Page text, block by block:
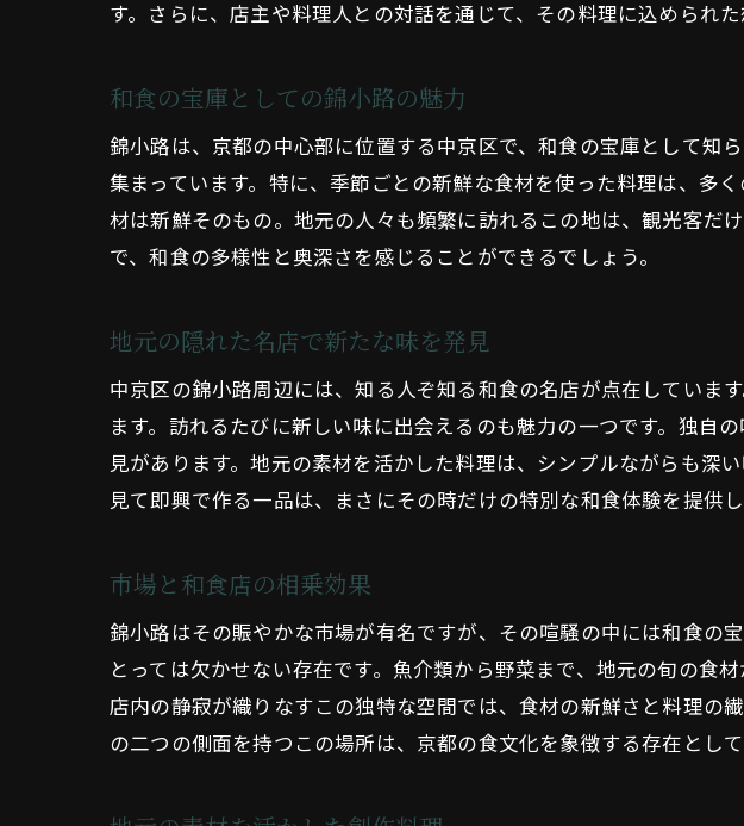
す。さらに、店主や料理人との対話を通じて、その料理に込められ
和食の宝庫としての錦小路の魅力
錦小路は、京都の中心部に位置する中京区で、和食の宝庫として知
集まっています。特に、季節ごとの新鮮な食材を使った料理は、多
材は新鮮そのもの。地元の人々も頻繁に訪れるこの地は、観光客だ
で、和食の多様性と奥深さを感じることができるでしょう。
地元の隠れた名店で新たな味を発見
中京区の錦小路周辺には、知る人ぞ知る和食の名店が点在していま
ます。訪れるたびに新しい味に出会えるのも魅力の一つです。独自
見があります。地元の素材を活かした料理は、シンプルながらも深
見て即興で作る一品は、まさにその時だけの特別な和食体験を提供し
市場と和食店の相乗効果
錦小路はその賑やかな市場が有名ですが、その喧騒の中には和食の
とっては欠かせない存在です。魚介類から野菜まで、地元の旬の食
店内の静寂が織りなすこの独特な空間では、食材の新鮮さと料理の
の二つの側面を持つこの場所は、京都の食文化を象徴する存在として